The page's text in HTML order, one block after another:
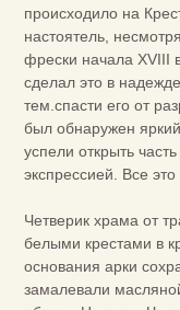
происходило на
настоятель,
фрески начала XVIII
сделал это в
тем.спасти его от
был обнаружен
успели открыть
экспрессией. Все
Четверик храма от
белыми крестами в
основания арки
замалевали